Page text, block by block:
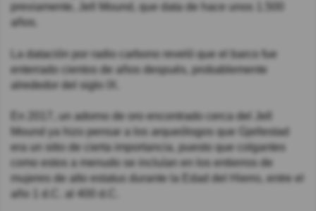
previamente, Jell Mound, que data de hace unos 1.500
años.
La datación por radio carbono reveló que el barco fue
enterrado cientos de años después, probablemente
alrededor del siglo IX.
En 2017, un adorno de oro encontrado cerca del Jell
Mound ya hizo pensar a los arqueólogos que Gjellestad
era un sitio de cierta importancia, puesto que colgantes
como estos a menudo se incluían en los entierros de
mujeres de alto estatus durante la Edad del Hierro, entre el
año 1 d.C. al 400 d.C.